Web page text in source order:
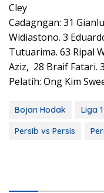
Cley
Cadagngan: 31
Widiastono. 3
Tutuarima. 63 Ripal
Aziz, 28 Braif Fatari.
Pelatih: Ong Kim
Bojan Hodak Liga
Persib vs Persis